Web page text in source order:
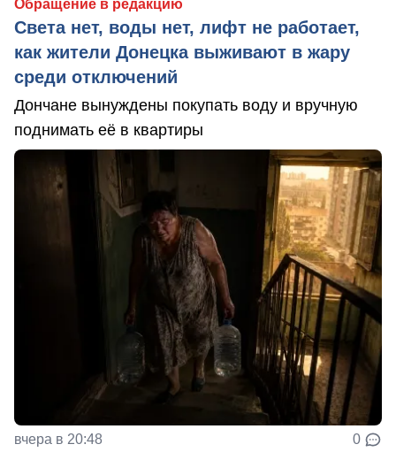
Обращение в редакцию
Света нет, воды нет, лифт не работает,
как жители Донецка выживают в жару
среди отключений
Дончане вынуждены покупать воду и вручную
поднимать её в квартиры
вчера в 20:48 0